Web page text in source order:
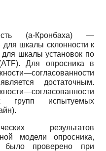
(а-Кронбаха) —
для шкалы склонности к
шкалы установок по
Для опросника в
достаточным.
групп испытуемых
результатов
модели опросника,
было проверено при